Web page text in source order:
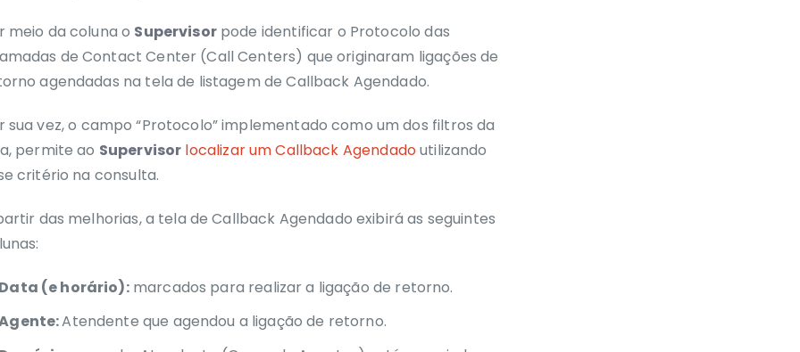
meio da coluna o Supervisorpode identificar o Protocolo das
de Contact Center (Call Centers) que originaram ligações de
agendadas na tela de listagem de Callback Agendado.
sua vez, o campo “Protocolo” implementado como um dos filtros da
permite ao Supervisor localizar um Callback Agendadoutilizando
critério na consulta.
das melhorias, a tela de Callback Agendado exibirá as seguintes
(e horário): marcados para realizar a ligação de retorno.
Atendente que agendou a ligação de retorno.